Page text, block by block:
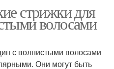
стрижки для
волосами
с волнистыми волосами
Они могут быть